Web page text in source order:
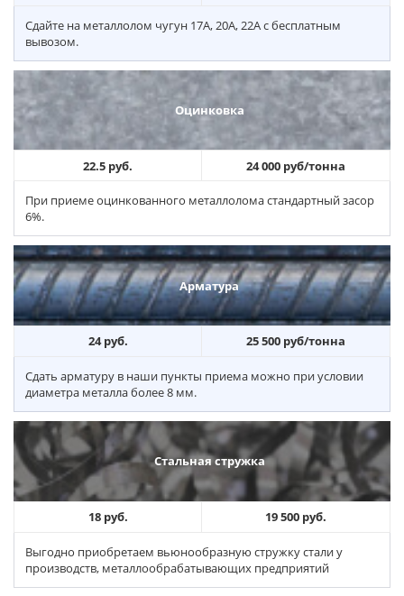
Сдайте на металлолом чугун 17А, 20А, 22А с бесплатным
вывозом.
Оцинковка
22.5 руб. 24 000 руб/тонна
При приеме оцинкованного металлолома стандартный засор
6%.
Арматура
24 руб. 25 500 руб/тонна
Сдать арматуру в наши пункты приема можно при условии
диаметра металла более 8 мм.
Стальная стружка
18 руб. 19 500 руб.
Выгодно приобретаем вьюнообразную стружку стали у
производств, металлообрабатывающих предприятий